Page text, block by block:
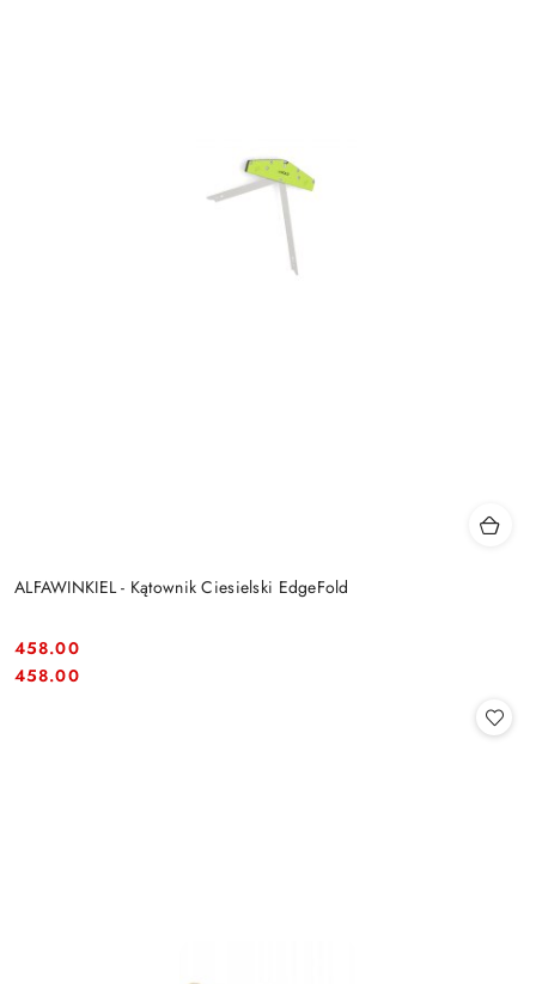
ALFAWINKIEL - Kątownik Ciesielski EdgeFold
Cena:
458.00
Cena:
458.00